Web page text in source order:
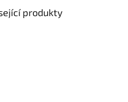
produkty